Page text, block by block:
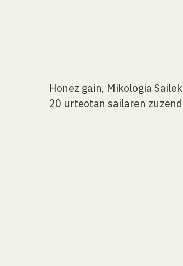
Honez gain, Mikologia
20 urteotan sailaren